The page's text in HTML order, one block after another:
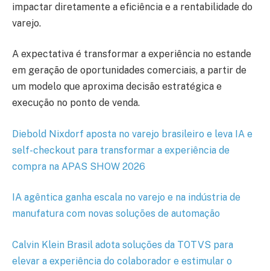
impactar diretamente a eficiência e a rentabilidade do
varejo.
A expectativa é transformar a experiência no estande
em geração de oportunidades comerciais, a partir de
um modelo que aproxima decisão estratégica e
execução no ponto de venda.
Diebold Nixdorf aposta no varejo brasileiro e leva IA e
self-checkout para transformar a experiência de
compra na APAS SHOW 2026
IA agêntica ganha escala no varejo e na indústria de
manufatura com novas soluções de automação
Calvin Klein Brasil adota soluções da TOTVS para
elevar a experiência do colaborador e estimular o